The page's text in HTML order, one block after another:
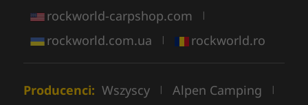
rockworld-carpshop.com |
rockworld.com.ua | rockworld.ro
Producenci: Wszyscy | Alpen Camping |